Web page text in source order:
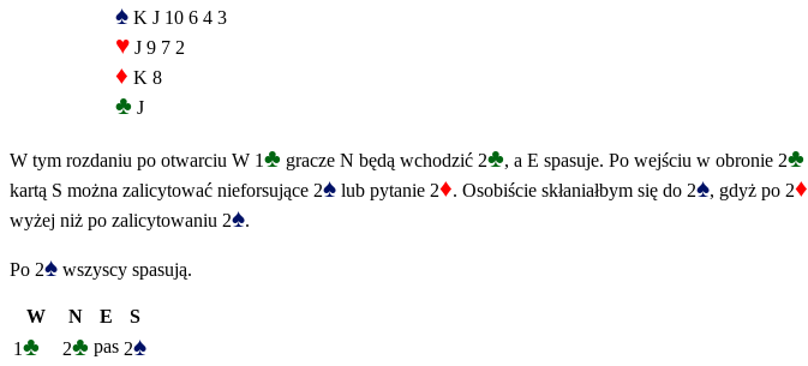
♠ K J 10 6 4 3
♥ J 9 7 2
♦ K 8
♣ J
W tym rozdaniu po otwarciu W 1♣ gracze N będą wchodzić 2♣, a E spasuje. Po wejściu w obronie 2♣
kartą S można zalicytować nieforsujące 2♠ lub pytanie 2♦. Osobiście skłaniałbym się do 2♠, gdyż po 2♦
wyżej niż po zalicytowaniu 2♠.
Po 2♠ wszyscy spasują.
W N E
S
1♣ 2♣ pas 2♠